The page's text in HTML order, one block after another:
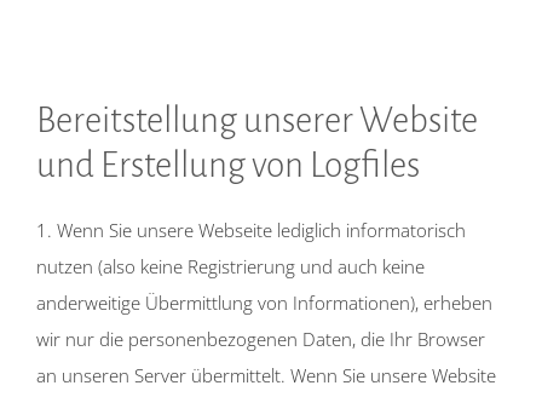
Bereitstellung unserer Website
und Erstellung von Logfiles
1. Wenn Sie unsere Webseite lediglich informatorisch
nutzen (also keine Registrierung und auch keine
anderweitige Übermittlung von Informationen), erheben
wir nur die personenbezogenen Daten, die Ihr Browser
an unseren Server übermittelt. Wenn Sie unsere Website